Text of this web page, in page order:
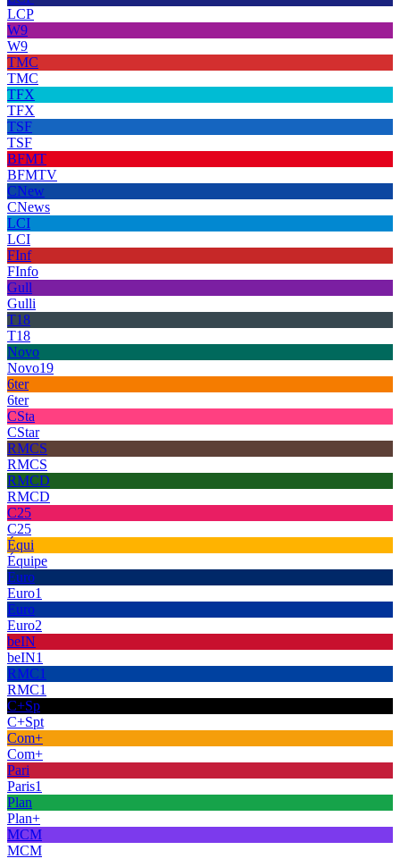
LCP
W9
W9
TMC
TMC
TFX
TFX
TSF
TSF
BFMT
BFMTV
CNew
CNews
LCI
LCI
FInf
FInfo
Gull
Gulli
T18
T18
Novo
Novo19
6ter
6ter
CSta
CStar
RMCS
RMCS
RMCD
RMCD
C25
C25
Équi
Équipe
Euro
Euro1
Euro
Euro2
beIN
beIN1
RMC1
RMC1
C+Sp
C+Spt
Com+
Com+
Pari
Paris1
Plan
Plan+
MCM
MCM